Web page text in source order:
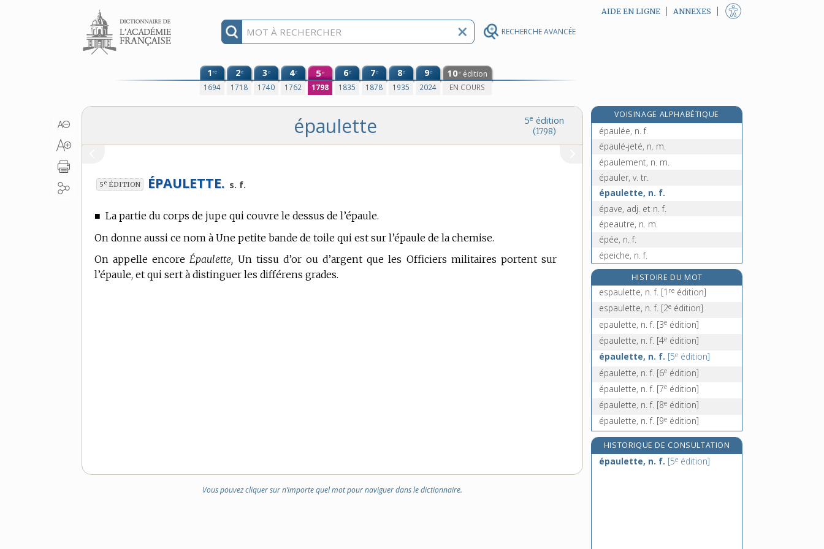
RECHERCHE AVANCÉE
Aller au contenu AIDE EN LIGNE ANNEXES
1re
1694
2e
1718
3e
1740
4e
1762
5e
1798
6e
1835
7e
1878
8e
1935
9e
2024
10e édition
EN COURS
5e édition
(1798)
épaulette
5e ÉDITION ÉPAULETTE. s. f.
■ La partie du corps de jupe qui couvre le dessus de l’épaule.
On donne aussi ce nom à Une petite bande de toile qui est sur l’épaule de la chemise.
On appelle encoreÉpaulette, Un tissu d’or ou d’argent que les Officiers militaires portent sur
l’épaule, et qui sert à distinguer les différens grades.
Vous pouvez cliquer sur n’importe quel mot pour naviguer dans le dictionnaire.
VOISINAGE ALPHABÉTIQUE
épaulé, n. m.
épaulée, n. f.
épaulé-jeté, n. m.
épaulement, n. m.
épauler, v. tr.
épaulette, n. f.
épave, adj. et n. f.
épeautre, n. m.
épée, n. f.
épeiche, n. f.
épeichette, n. f.
épeire, n. f.
épéiste, n.
épeler, v. tr.
HISTOIRE DU MOT
espaulette, n. f. [1 re édition]
espaulette, n. f. [2e édition]
epaulette, n. f. [3e édition]
épaulette, n. f. [4e édition]
épaulette, n. f. [5e édition]
épaulette, n. f. [6e édition]
épaulette, n. f. [7e édition]
épaulette, n. f. [8e édition]
épaulette, n. f. [9e édition]
HISTORIQUE DE CONSULTATION
épaulette, n. f. [5e édition]